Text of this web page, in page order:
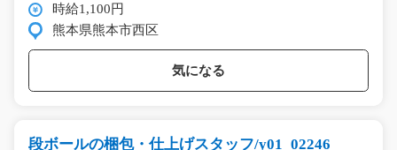
時給1,100円
熊本県熊本市西区
気になる
段ボールの梱包・仕上げスタッフ/y01_02246